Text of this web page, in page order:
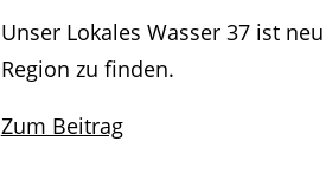
Unser Lokales Wasser 37 ist
Region zu finden.
Zum Beitrag